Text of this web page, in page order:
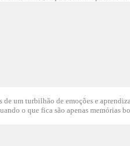
de um turbilhão de emoções e
o que fica são apenas memórias